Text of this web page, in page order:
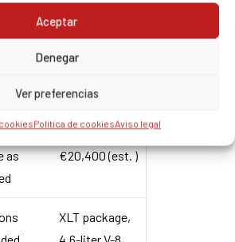
Aceptar
Denegar
Ver preferencias
Política de cookiesAviso legal
Front engine,
rear drive
as
€20,400 (est. )
XLT package,